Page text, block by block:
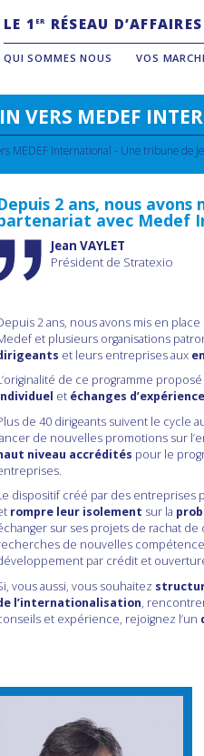
LE 1 ER RÉSEAU
QUI SOMMES NOUS VOS
VERS MEDEF
MEDEF International - Une tribune de
2 ans, nous
avec Medef
Jean VAYLET
Président de Stratexio
2 ans, nous avons mis en
et plusieurs organisations
et leurs entreprises aux
de ce programme
et échanges
de 40 dirigeants suivent le cycle
de nouvelles promotions sur
niveau accrédités pour le
dispositif créé par des entreprises
rompre leur isolement sur la
sur ses projets de rachat
de nouvelles
par crédit et
vous aussi, vous souhaitez
l’internationalisation,
et expérience, rejoignez l’un